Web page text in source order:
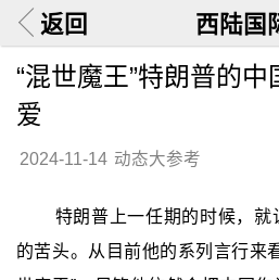
返回 西陆国
“混世魔王”特朗普的中
爱
2024-11-14 动态大参考
特朗普上一任期的时候，
的苦头。从目前他的系列言行来